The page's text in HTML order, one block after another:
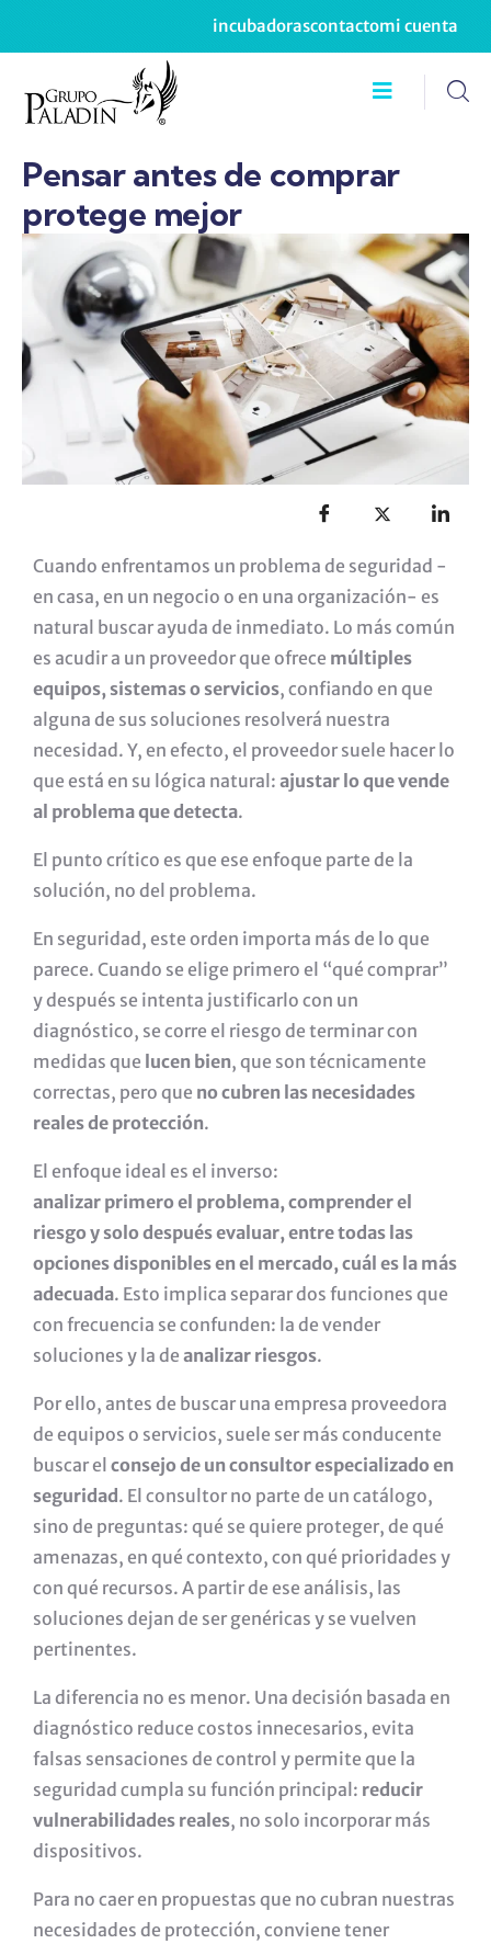
incubadorascontactomi cuenta
Pensar antes de comprar
protege mejor
Cuando enfrentamos un problema de seguridad -
en casa, en un negocio o en una organización- es
natural buscar ayuda de inmediato. Lo más común
es acudir a un proveedor que ofrece múltiples
equipos, sistemas o servicios, confiando en que
alguna de sus soluciones resolverá nuestra
necesidad. Y, en efecto, el proveedor suele hacer lo
que está en su lógica natural: ajustar lo que vende
al problema que detecta.
El punto crítico es que ese enfoque parte de la
solución, no del problema.
En seguridad, este orden importa más de lo que
parece. Cuando se elige primero el “qué comprar”
y después se intenta justificarlo con un
diagnóstico, se corre el riesgo de terminar con
medidas que lucen bien, que son técnicamente
correctas, pero que no cubren las necesidades
reales de protección.
El enfoque ideal es el inverso:
analizar primero el problema, comprender el
riesgo y solo después evaluar, entre todas las
opciones disponibles en el mercado, cuál es la más
adecuada. Esto implica separar dos funciones que
con frecuencia se confunden: la de vender
soluciones y la de analizar riesgos.
Por ello, antes de buscar una empresa proveedora
de equipos o servicios, suele ser más conducente
buscar el consejo de un consultor especializado en
seguridad . El consultor no parte de un catálogo,
sino de preguntas: qué se quiere proteger, de qué
amenazas, en qué contexto, con qué prioridades y
con qué recursos. A partir de ese análisis, las
soluciones dejan de ser genéricas y se vuelven
pertinentes.
La diferencia no es menor. Una decisión basada en
diagnóstico reduce costos innecesarios, evita
falsas sensaciones de control y permite que la
seguridad cumpla su función principal: reducir
vulnerabilidades reales, no solo incorporar más
dispositivos.
Para no caer en propuestas que no cubran nuestras
necesidades de protección, conviene tener